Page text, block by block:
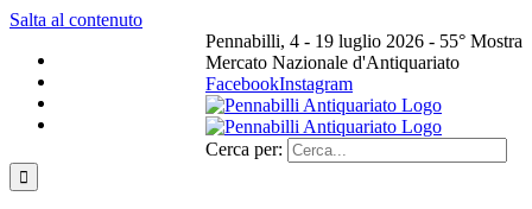
Salta al contenuto
Pennabilli, 4 - 19 luglio 2026 - 55° Mostra
Mercato Nazionale d'Antiquariato
FacebookInstagram
Cerca per: